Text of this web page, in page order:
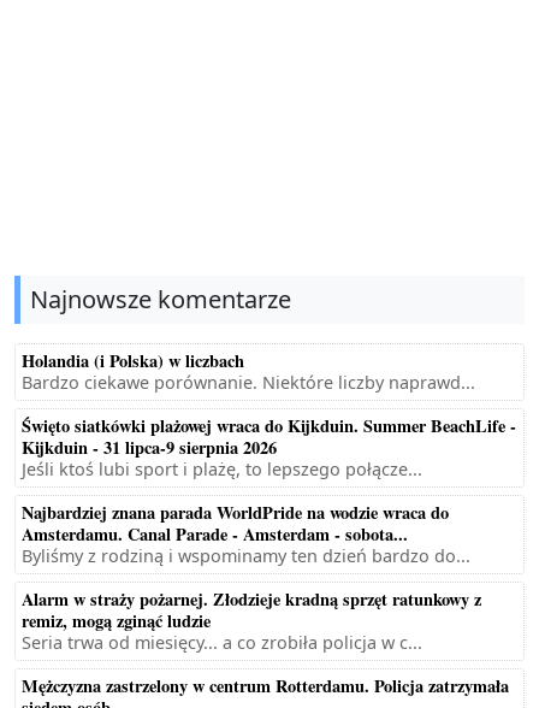
Najnowsze komentarze
Holandia (i Polska) w liczbach
Bardzo ciekawe porównanie. Niektóre liczby naprawd...
Święto siatkówki plażowej wraca do Kijkduin. Summer BeachLife -
Kijkduin - 31 lipca-9 sierpnia 2026
Jeśli ktoś lubi sport i plażę, to lepszego połącze...
Najbardziej znana parada WorldPride na wodzie wraca do
Amsterdamu. Canal Parade - Amsterdam - sobota...
Byliśmy z rodziną i wspominamy ten dzień bardzo do...
Alarm w straży pożarnej. Złodzieje kradną sprzęt ratunkowy z
remiz, mogą zginąć ludzie
Seria trwa od miesięcy... a co zrobiła policja w c...
Mężczyzna zastrzelony w centrum Rotterdamu. Policja zatrzymała